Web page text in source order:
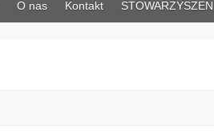
O nas Kontakt